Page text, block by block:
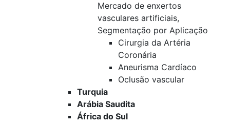
Mercado de enxertos
vasculares artificiais,
Segmentação por Aplicação
Cirurgia da Artéria
Coronária
Aneurisma Cardíaco
Oclusão vascular
Turquia
Arábia Saudita
África do Sul